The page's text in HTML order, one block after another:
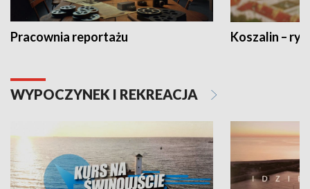
Pracownia reportażu Koszalin –
WYPOCZYNEK I REKREACJA